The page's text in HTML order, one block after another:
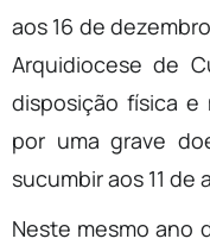
aos 16 de
Arquidiocese de
disposição física
por uma grave
sucumbir aos 11 de
Neste mesmo ano